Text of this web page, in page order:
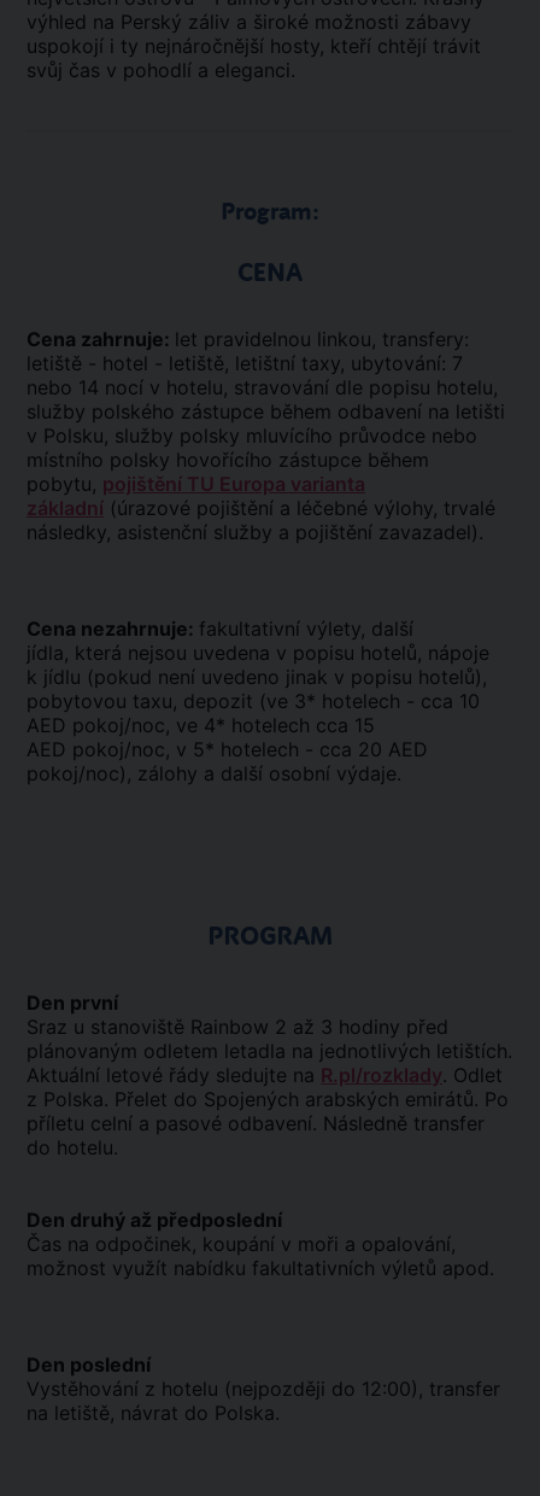
výhled na Perský záliv a široké možnosti zábavy
uspokojí i ty nejnáročnější hosty, kteří chtějí trávit
svůj čas v pohodlí a eleganci.
Program:
CENA
Cena zahrnuje: let pravidelnou linkou, transfery:
letiště - hotel - letiště, letištní taxy, ubytování: 7
nebo 14 nocí v hotelu, stravování dle popisu hotelu,
služby polského zástupce během odbavení na letišti
v Polsku, služby polsky mluvícího průvodce nebo
místního polsky hovořícího zástupce během
pobytu, pojištění TU Europa varianta
základní (úrazové pojištění a léčebné výlohy, trvalé
následky, asistenční služby a pojištění zavazadel).
Cena nezahrnuje: fakultativní výlety, další
jídla, která nejsou uvedena v popisu hotelů, nápoje
k jídlu (pokud není uvedeno jinak v popisu hotelů),
pobytovou taxu, depozit (ve 3* hotelech - cca 10
AED pokoj/noc, ve 4* hotelech cca 15
AED pokoj/noc, v 5* hotelech - cca 20 AED
pokoj/noc), zálohy a další osobní výdaje.
PROGRAM
Den první
Sraz u stanoviště Rainbow 2 až 3 hodiny před
plánovaným odletem letadla na jednotlivých letištích.
Aktuální letové řády sledujte na R.pl/rozklady. Odlet
z Polska. Přelet do Spojených arabských emirátů. Po
příletu celní a pasové odbavení. Následně transfer
do hotelu.
Den druhý až předposlední
Čas na odpočinek, koupání v moři a opalování,
možnost využít nabídku fakultativních výletů apod.
Den poslední
Vystěhování z hotelu (nejpozději do 12:00), transfer
na letiště, návrat do Polska.